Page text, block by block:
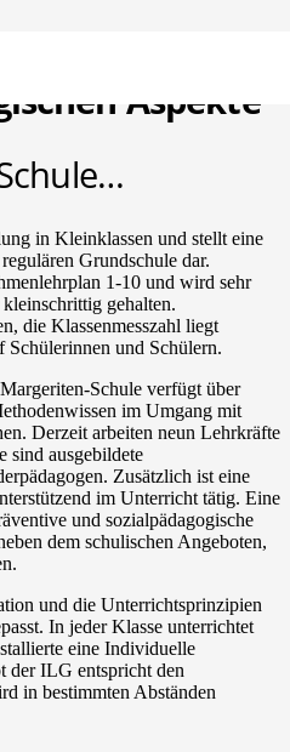
Aspekte
in Kleinklassen und stellt eine
Grundschule dar.
1-10 und wird sehr
gehalten.
die Klassenmesszahl liegt
Schülerinnen und Schülern.
Schule verfügt über
im Umgang mit
Derzeit arbeiten neun Lehrkräfte
sind ausgebildete
Zusätzlich ist eine
im Unterricht tätig. Eine
und sozialpädagogische
dem schulischen Angeboten,
und die Unterrichtsprinzipien
In jeder Klasse unterrichtet
eine Individuelle
der ILG entspricht den
in bestimmten Abständen